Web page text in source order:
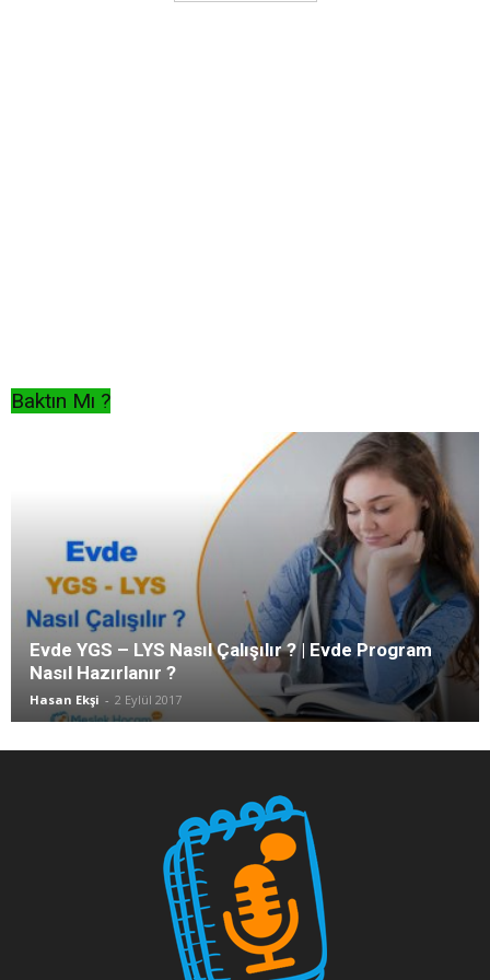
Baktın Mı ?
Evde YGS – LYS Nasıl Çalışılır ? | Evde Program
Nasıl Hazırlanır ?
Hasan Ekşi - 2 Eylül 2017